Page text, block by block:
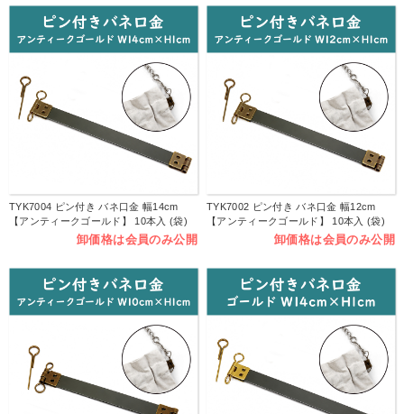
TYK7004 ピン付き バネ口金 幅14cm
【アンティークゴールド】 10本入 (袋)
卸価格は会員のみ公開
TYK7002 ピン付き バネ口金 幅12cm
【アンティークゴールド】 10本入 (袋)
卸価格は会員のみ公開